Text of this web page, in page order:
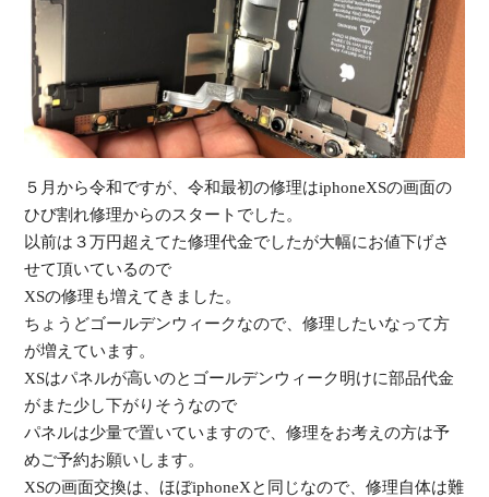
５月から令和ですが、令和最初の修理はiphoneXSの画面の
ひび割れ修理からのスタートでした。
以前は３万円超えてた修理代金でしたが大幅にお値下げさ
せて頂いているので
XSの修理も増えてきました。
ちょうどゴールデンウィークなので、修理したいなって方
が増えています。
XSはパネルが高いのとゴールデンウィーク明けに部品代金
がまた少し下がりそうなので
パネルは少量で置いていますので、修理をお考えの方は予
めご予約お願いします。
XSの画面交換は、ほぼiphoneXと同じなので、修理自体は難